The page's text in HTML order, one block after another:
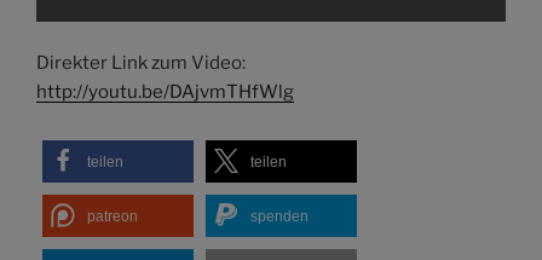
Direkter Link zum Video:
http://youtu.be/DAjvmTHfWlg
teilen teilen
patreon spenden